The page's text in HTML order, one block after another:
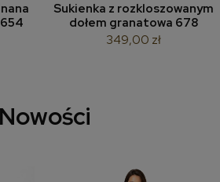
Sukienka z rozkloszowanym
dołem granatowa 678
349,00 zł
Nowości